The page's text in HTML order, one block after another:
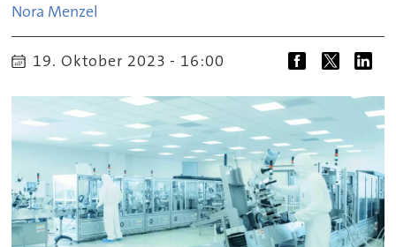
Nora Menzel
19. Oktober 2023 - 16:00